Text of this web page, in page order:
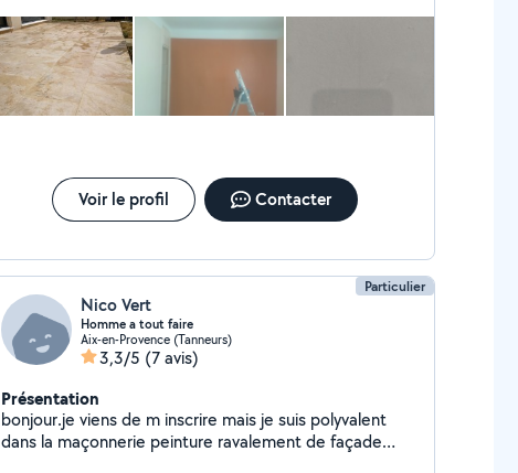
Voir le profil Contacter
Particulier
Nico Vert
Homme a tout faire
Aix-en-Provence (Tanneurs)
3,3/5 (7 avis)
Présentation
bonjour.je viens de m inscrire mais je suis polyvalent
dans la maçonnerie peinture ravalement de façade